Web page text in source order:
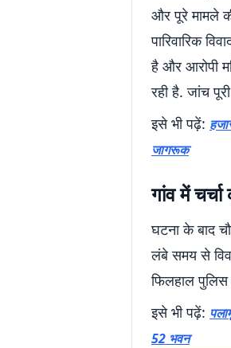
और पूरे मामले
पारिवारिक
है और आरोपी
रही है. जांच
इसे भी पढ़ें:
जागरूक
गांव में
घटना के बाद
लंबे समय से
फिलहाल पुलिस
इसे भी पढ़ें:
52 भवन